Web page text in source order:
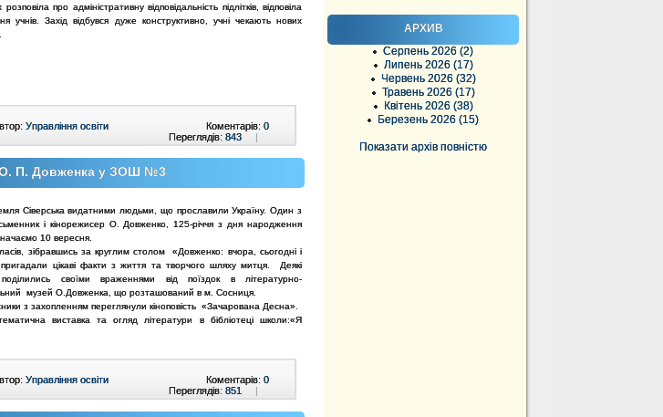
АРХИВ
Серпень 2026 (2)
Липень 2026 (17)
Червень 2026 (32)
Травень 2026 (17)
Квітень 2026 (38)
Березень 2026 (15)
Показати архів повністю
про адміністративну відповідальність підлітків, відповіла
учнів. Захід відбувся дуже конструктивно, учні чекають нових
Управління освіти Коментарів: 0
Переглядів: 843 |
О. П. Довженка у ЗОШ №3
Сіверська видатними людьми, що прославили Україну. Один з
і кінорежисер О. Довженко, 125-річчя з дня народження
10 вересня.
зібравшись за круглим столом «Довженко: вчора, сьогодні і
цікаві факти з життя та творчого шляху митця. Деякі
своїми враженнями від поїздок в літературно-
музей О.Довженка, що розташований в м. Сосниця.
з захопленням переглянули кіноповість «Зачарована Десна».
виставка та огляд літератури в бібліотеці школи:«Я
Управління освіти Коментарів: 0
Переглядів: 851 |